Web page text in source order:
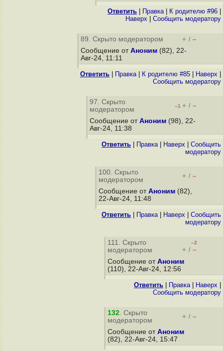
Ответить Правка| К родителю #96
Наверх
Cообщить модератору
89. Скрыто модератором + / –
Сообщение от Аноним (82), 22-
Авг-24, 11:11
Ответить Правка| К родителю #85 Наверх
Cообщить модератору
97. Скрыто
модератором
–1 + / –
Сообщение от Аноним (98), 22-
Авг-24, 11:38
Ответить Правка| Наверх
Cообщить
модератору
100. Скрыто
модератором
+ / –
Сообщение от Аноним (82),
22-Авг-24, 11:48
Ответить Правка| Наверх
Cообщить
модератору
111. Скрыто
модератором
–2
+ / –
Сообщение от Аноним
(110), 22-Авг-24, 12:56
Ответить Правка| Наверх
Cообщить модератору
132. Скрыто
модератором
+ / –
Сообщение от Аноним
(82), 22-Авг-24, 15:47